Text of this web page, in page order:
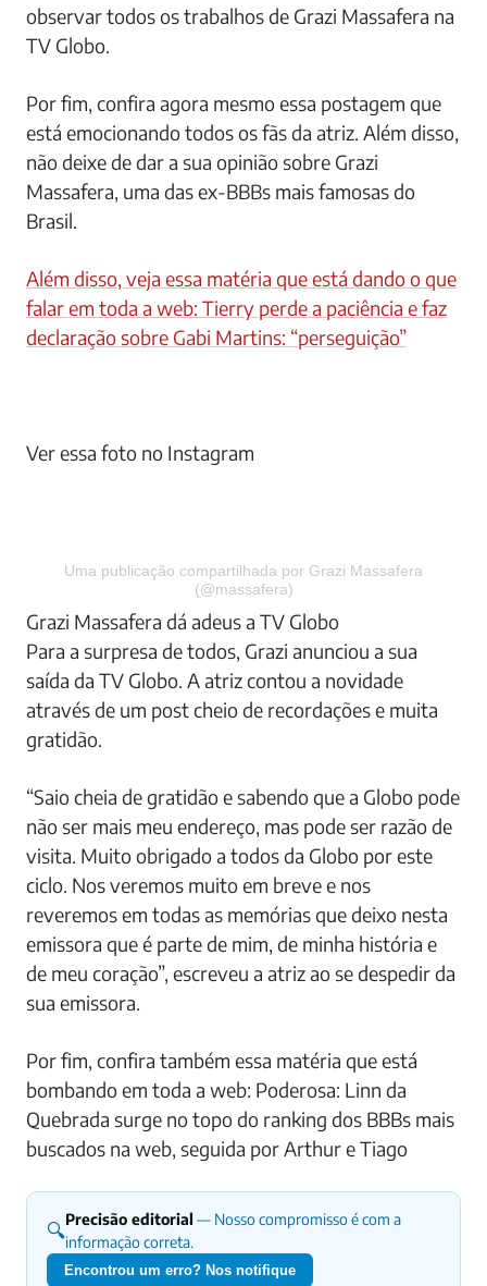
observar todos os trabalhos de Grazi Massafera na
TV Globo.
Por fim, confira agora mesmo essa postagem que
está emocionando todos os fãs da atriz. Além disso,
não deixe de dar a sua opinião sobre Grazi
Massafera, uma das ex-BBBs mais famosas do
Brasil.
Além disso, veja essa matéria que está dando o que
falar em toda a web: Tierry perde a paciência e faz
declaração sobre Gabi Martins: “perseguição”
Ver essa foto no Instagram
Uma publicação compartilhada por Grazi Massafera
(@massafera)
Grazi Massafera dá adeus a TV Globo
Para a surpresa de todos, Grazi anunciou a sua
saída da TV Globo. A atriz contou a novidade
através de um post cheio de recordações e muita
gratidão.
“Saio cheia de gratidão e sabendo que a Globo pode
não ser mais meu endereço, mas pode ser razão de
visita. Muito obrigado a todos da Globo por este
ciclo. Nos veremos muito em breve e nos
reveremos em todas as memórias que deixo nesta
emissora que é parte de mim, de minha história e
de meu coração”, escreveu a atriz ao se despedir da
sua emissora.
Por fim, confira também essa matéria que está
bombando em toda a web: Poderosa: Linn da
Quebrada surge no topo do ranking dos BBBs mais
buscados na web, seguida por Arthur e Tiago
🔍Precisão editorial — Nosso compromisso é com a
informação correta.
Encontrou um erro? Nos notifique